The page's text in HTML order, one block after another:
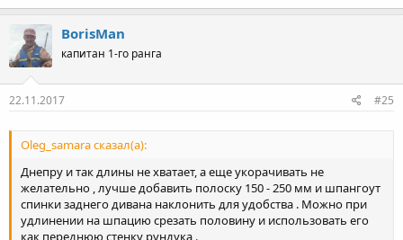
а
к
ц
и
и
:
BorisMan
капитан 1-го ранга
22.11.2017 #25
Oleg_samara сказал(а):
Днепру и так длины не хватает, а еще укорачивать не
желательно , лучше добавить полоску 150 - 250 мм и шпангоут
спинки заднего дивана наклонить для удобства . Можно при
удлинении на шпацию срезать половину и использовать его
как переднюю стенку рундука .